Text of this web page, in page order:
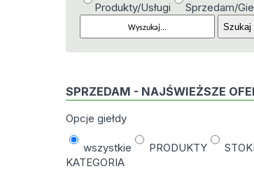
Produkty/Usługi Sprzedam/
SPRZEDAM - NAJŚWIEŻSZE
Opcje giełdy
wszystkie PRODUKTY
KATEGORIA